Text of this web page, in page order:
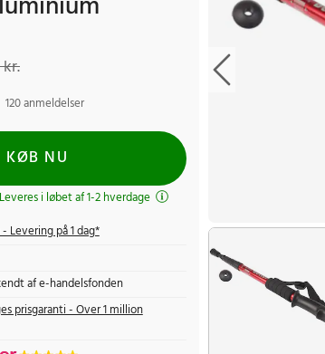
120 anmeldelser
KØB NU
i løbet af 1-2 hverdage
- Levering på 1 dag*
af e-handelsfonden
prisgaranti - Over 1 million